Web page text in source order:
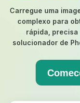
Carregue uma
complexo para
rápida, precisa
solucionador de